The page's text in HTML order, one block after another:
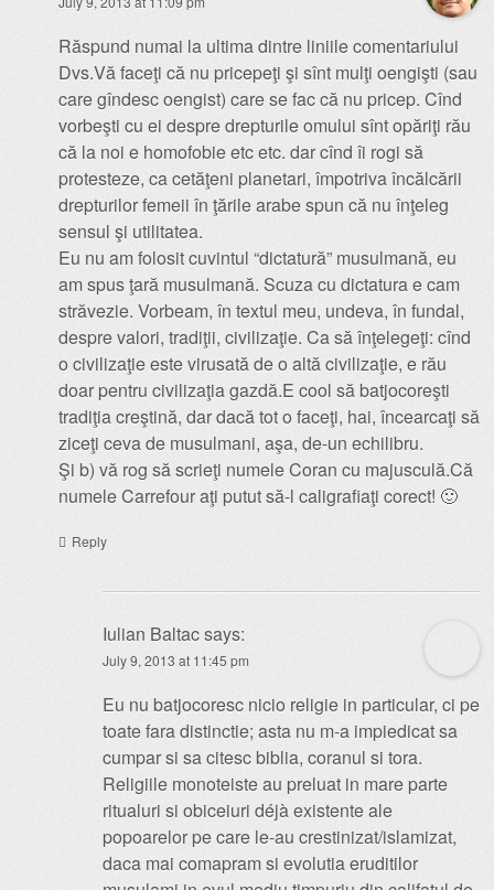
Răspund numai la ultima dintre liniile comentariului
Dvs.Vă faceţi că nu pricepeţi şi sînt mulţi oengişti (sau
care gîndesc oengist) care se fac că nu pricep. Cînd
vorbeşti cu ei despre drepturile omului sînt opăriţi rău
că la noi e homofobie etc etc. dar cînd îi rogi să
protesteze, ca cetăţeni planetari, împotriva încălcării
drepturilor femeii în ţările arabe spun că nu înţeleg
sensul şi utilitatea.
Eu nu am folosit cuvintul “dictatură” musulmană, eu
am spus ţară musulmană. Scuza cu dictatura e cam
străvezie. Vorbeam, în textul meu, undeva, în fundal,
despre valori, tradiţii, civilizaţie. Ca să înţelegeţi: cînd
o civilizaţie este virusată de o altă civilizaţie, e rău
doar pentru civilizaţia gazdă.E cool să batjocoreşti
tradiţia creştină, dar dacă tot o faceţi, hai, încearcaţi să
ziceţi ceva de musulmani, aşa, de-un echilibru.
Şi b) vă rog să scrieţi numele Coran cu majusculă.Că
numele Carrefour aţi putut să-l caligrafiaţi corect! 🙂
Reply
Iulian Baltacsays:
July 9, 2013 at 11:45 pm
Eu nu batjocoresc nicio religie in particular, ci pe
toate fara distinctie; asta nu m-a impiedicat sa
cumpar si sa citesc biblia, coranul si tora.
Religiile monoteiste au preluat in mare parte
ritualuri si obiceiuri déjà existente ale
popoarelor pe care le-au crestinizat/islamizat,
daca mai comapram si evolutia eruditilor